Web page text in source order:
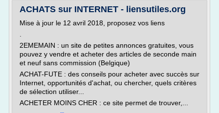
ACHATS sur INTERNET - liensutiles.org
Mise à jour le 12 avril 2018, proposez vos liens
2EMEMAIN : un site de petites annonces gratuites, vous
pouvez y vendre et acheter des articles de seconde main
et neuf sans commission (Belgique)
ACHAT-FUTE : des conseils pour acheter avec succès sur
Internet, opportunités d'achat, ou chercher, quels critères
de sélection utiliser...
ACHETER MOINS CHER : ce site permet de trouver,...